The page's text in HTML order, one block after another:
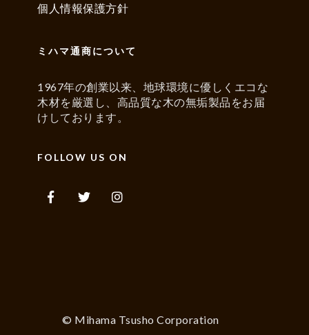
個人情報保護方針
ミハマ通商について
1967年の創業以来、地球環境に優しくエコな
木材を厳選し、高品質な木の無垢製品をお届
けしております。
FOLLOW US ON
© Mihama Tsusho Corporation